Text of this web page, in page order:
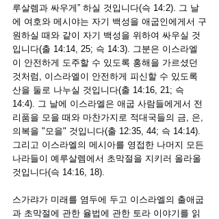
루살렘과 싸우게” 하실 것입니다(슥 14:2). 그 날
에 여호와 메시야는 자기 백성을 애굽인에게서 구
원하실 때와 같이 자기 백성을 위하여 싸우실 것
입니다(출 14:14, 25; 슥 14:3). 그분은 이스라엘
이 안전하게 도주할 수 있도록 홍해을 가르셨던
것처럼, 이스라엘이 안전하게 피신할 수 있도록
산을 둘로 나누실 것입니다(출 14:16, 21; 슥
14:4). 그 날에 이스라엘은 애굽 사람들에게서 전
리품을 모을 때와 마찬가지로 적대국들의 금, 은,
의복을 "모을" 것입니다(출 12:35, 44; 슥 14:14).
그리고 이스라엘의 메시아를 영접한 나머지 모든
나라들이 예루살렘에서 초막절을 지키러 올라올
것입니다(슥 14:16, 18).
스가랴가 미래를 염두에 두고 이스라엘의 출애굽
과 초막절에 관한 율법에 관한 토라 이야기를 읽